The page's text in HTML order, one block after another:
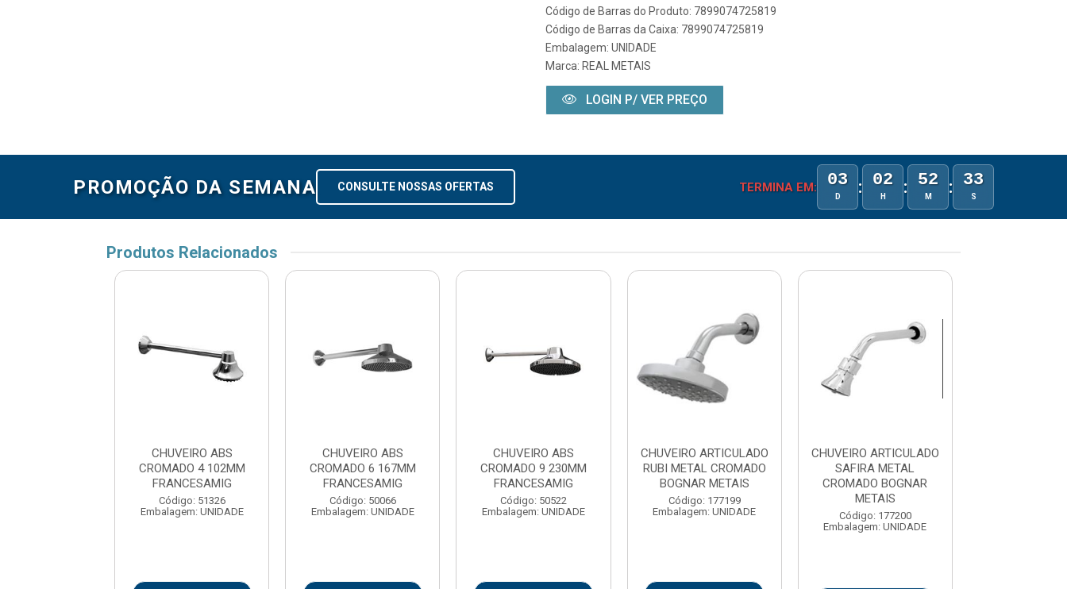
Código de Barras do Produto: 7899074725819
Código de Barras da Caixa: 7899074725819
Embalagem: UNIDADE
Marca: REAL METAIS
LOGIN P/ VER PREÇO
PROMOÇÃO DA SEMANA CONSULTE NOSSAS OFERTAS TERMINA EM: 03
D : 02
H : 52
M : 33
S
Produtos Relacionados
CHUVEIRO ABS
CROMADO 4 102MM
FRANCESAMIG
Código: 51326
Embalagem: UNIDADE
CHUVEIRO ABS
CROMADO 6 167MM
FRANCESAMIG
Código: 50066
Embalagem: UNIDADE
CHUVEIRO ABS
CROMADO 9 230MM
FRANCESAMIG
Código: 50522
Embalagem: UNIDADE
CHUVEIRO ARTICULADO
RUBI METAL CROMADO
BOGNAR METAIS
Código: 177199
Embalagem: UNIDADE
CHUVEIRO ARTICULADO
SAFIRA METAL
CROMADO BOGNAR
METAIS
Código: 177200
Embalagem: UNIDADE